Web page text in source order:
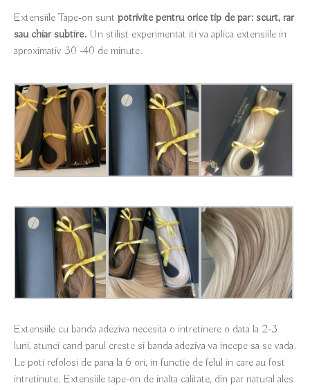
Extensiile Tape-on sunt potrivite pentru orice tip de par: scurt, rar
sau chiar subtire. Un stilist experimentat iti va aplica extensiile in
aproximativ 30 -40 de minute.
Extensiile cu banda adeziva necesita o intretinere o data la 2-3
luni, atunci cand parul creste si banda adeziva va incepe sa se vada.
Le poti refolosi de pana la 6 ori, in functie de felul in care au fost
intretinute. Extensiile tape-on de inalta calitate, din par natural ales